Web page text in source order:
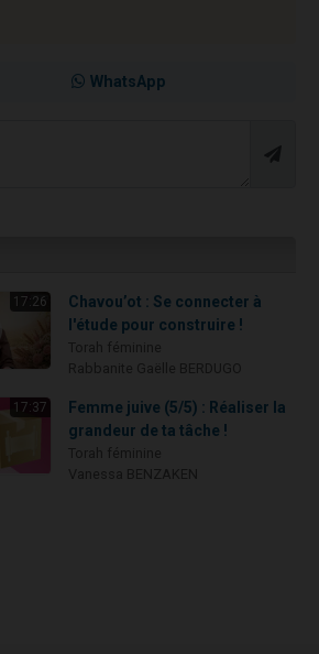
WhatsApp
17:26
Chavou’ot : Se connecter à
l'étude pour construire !
17:37
Femme juive (5/5) : Réaliser la
grandeur de ta tâche !